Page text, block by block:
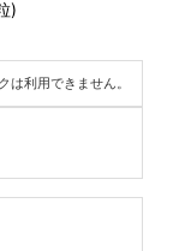
)
は利用できません。